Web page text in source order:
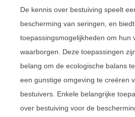
De kennis over bestuiving speelt
bescherming van seringen, en
toepassingsmogelijkheden om hun
waarborgen. Deze toepassingen
belang om de ecologische balans
een gunstige omgeving te creëren
bestuivers. Enkele belangrijke
over bestuiving voor de